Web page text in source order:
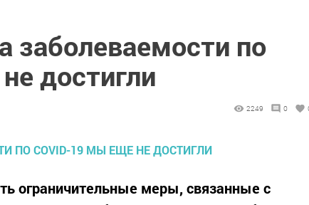
заболеваемости по
достигли
2249 0
ограничительные меры, связанные с